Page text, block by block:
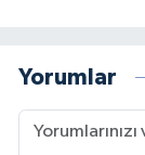
Yorumlar